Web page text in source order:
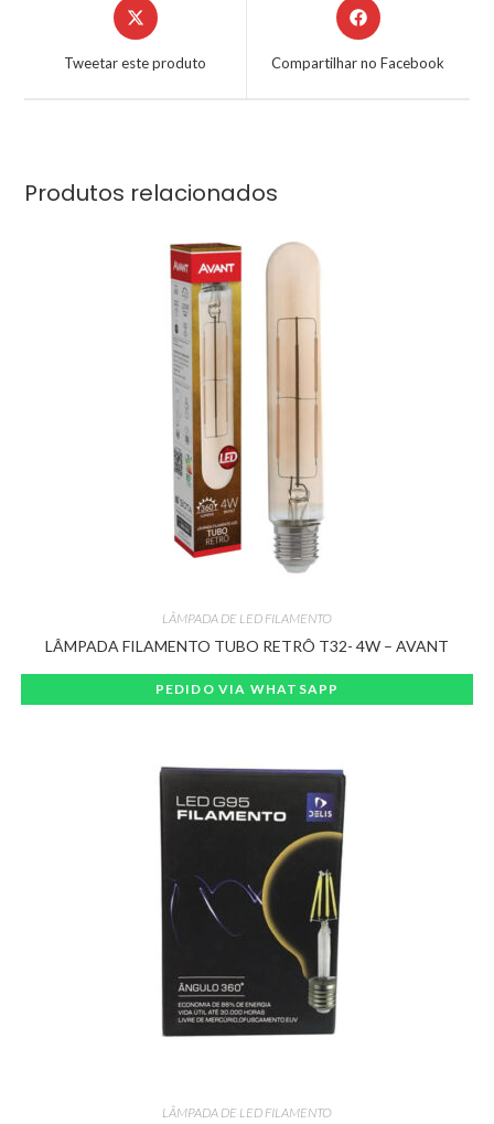
Tweetar este produto Compartilhar no Facebook
Produtos relacionados
LÂMPADA DE LED FILAMENTO
LÂMPADA FILAMENTO TUBO RETRÔ T32- 4W – AVANT
PEDIDO VIA WHATSAPP
LÂMPADA DE LED FILAMENTO